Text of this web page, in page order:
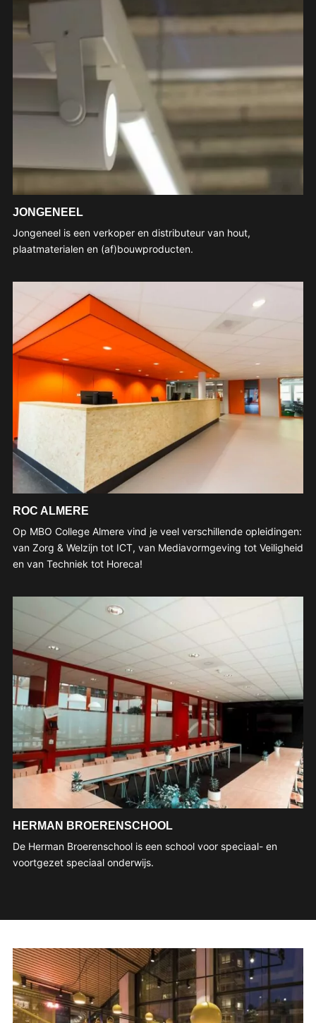
JONGENEEL
Jongeneel is een verkoper en distributeur van hout,
plaatmaterialen en (af)bouwproducten.
ROC ALMERE
Op MBO College Almere vind je veel verschillende opleidingen:
van Zorg & Welzijn tot ICT, van Mediavormgeving tot Veiligheid
en van Techniek tot Horeca!
HERMAN BROERENSCHOOL
De Herman Broerenschool is een school voor speciaal- en
voortgezet speciaal onderwijs.